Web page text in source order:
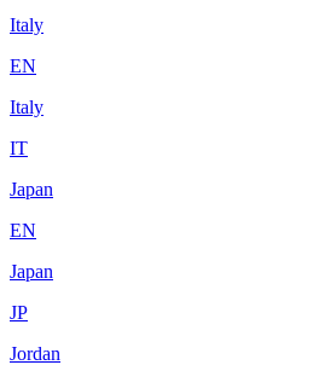
Italy
EN
Italy
IT
Japan
EN
Japan
JP
Jordan